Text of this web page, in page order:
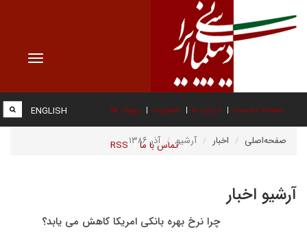
Toggle
صفحه نخست درباره ما عضویت پیوند ها
تماس با ما RSS
ENGLISH
صفحه‌اصلی اخبار آرشیو آذر ۱۳۸۶
آرشیو اخبار
چرا نرخ بهره بانکی امريکا کاهش می یابد؟